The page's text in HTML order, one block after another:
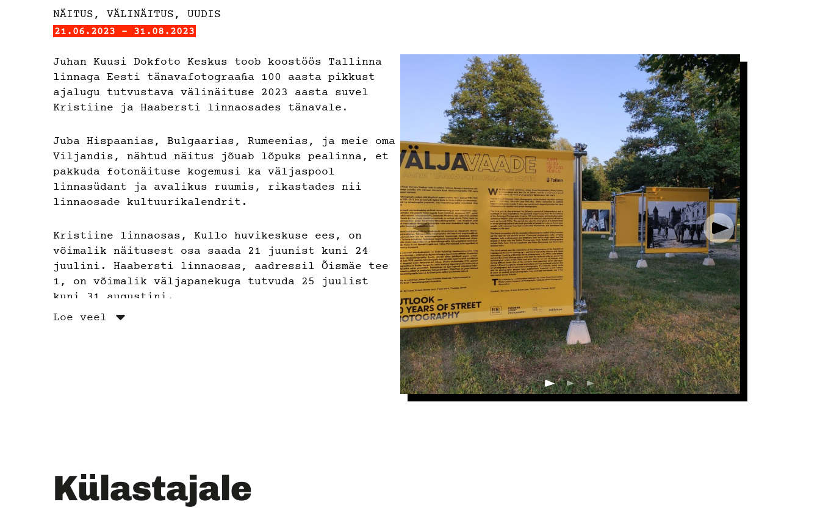
NÄITUS, VÄLINÄITUS, UUDIS
21.06.2023 - 31.08.2023
Juhan Kuusi Dokfoto Keskus toob koostöös Tallinna
linnaga Eesti tänavafotograaﬁa 100 aasta pikkust
ajalugu tutvustava välinäituse 2023 aasta suvel
Kristiine ja Haabersti linnaosades tänavale.
Juba Hispaanias, Bulgaarias, Rumeenias, ja meie oma
Viljandis, nähtud näitus jõuab lõpuks pealinna, et
pakkuda fotonäituse kogemusi ka väljaspool
linnasüdant ja avalikus ruumis, rikastades nii
linnaosade kultuurikalendrit.
Kristiine linnaosas, Kullo huvikeskuse ees, on
võimalik näitusest osa saada 21 juunist kuni 24
juulini. Haabersti linnaosas, aadressil Õismäe tee
1, on võimalik väljapanekuga tutvuda 25 juulist
kuni 31 augustini.
Loe veel
Külastajale